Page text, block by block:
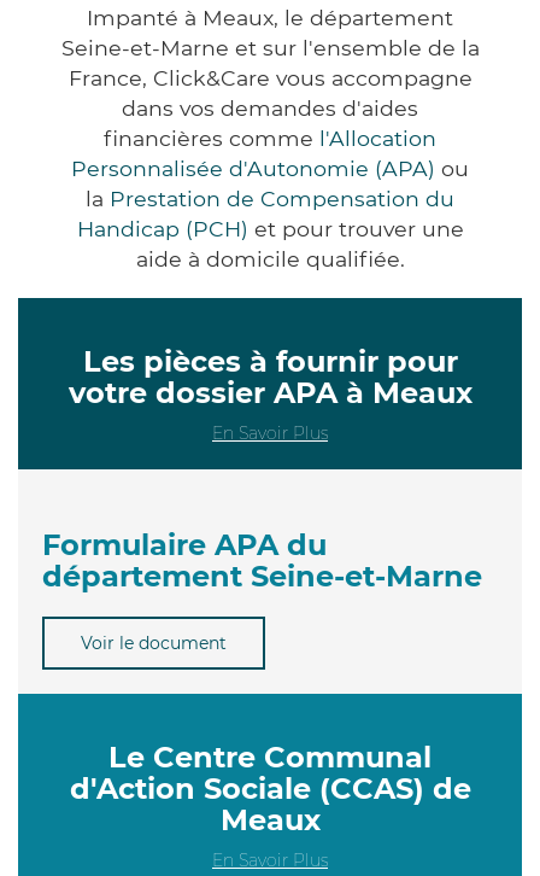
Impanté à Meaux, le département
Seine-et-Marne et sur l'ensemble de la
France, Click&Care vous accompagne
dans vos demandes d'aides
financières comme l'Allocation
Personnalisée d'Autonomie (APA) ou
la Prestation de Compensation du
Handicap (PCH) et pour trouver une
aide à domicile qualifiée.
Les pièces à fournir pour
votre dossier APA à Meaux
En Savoir Plus
Formulaire APA du
département Seine-et-Marne
Voir le document
Le Centre Communal
d'Action Sociale (CCAS) de
Meaux
En Savoir Plus